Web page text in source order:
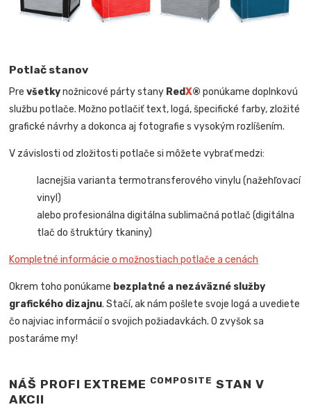
Potlač stanov
Prevšetkynožnicové párty stany RedX® ponúkame doplnkovú
službu potlače. Možno potlačiť text, logá, špecifické farby, zložité
grafické návrhy a dokonca aj fotografie s vysokým rozlíšením.
V závislosti od zložitosti potlače si môžete vybrať medzi:
lacnejšia varianta termotransferového vinylu (nažehľovací
vinyl)
alebo profesionálna digitálna sublimačná potlač (digitálna
tlač do štruktúry tkaniny)
Kompletné informácie o možnostiach potlače a cenách
Okrem toho ponúkame bezplatné a nezáväzné služby
grafického dizajnu. Stačí, ak nám pošlete svoje logá a uvediete
čo najviac informácií o svojich požiadavkách. O zvyšok sa
postaráme my!
NÁŠ PROFI EXTREME COMPOSITE STAN V
AKCII